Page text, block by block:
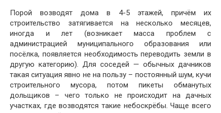
Порой возводят дома в 4-5 этажей, причём их
строительство затягивается на несколько месяцев,
иногда и лет (возникает масса проблем с
администрацией муниципального образования или
посёлка, появляется необходимость переводить земли в
другую категорию). Для соседей — обычных дачников
такая ситуация явно не на пользу – постоянный шум, кучи
строительного мусора, потом пикеты обманутых
дольщиков – чего только не происходит на дачных
участках, где возводятся такие небоскрёбы. Чаще всего